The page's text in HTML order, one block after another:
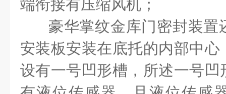
端衔接有压缩风机；
豪华掌纹金库门密封装置
安装板安装在底托的内部中
设有一号凹形槽，所述一号